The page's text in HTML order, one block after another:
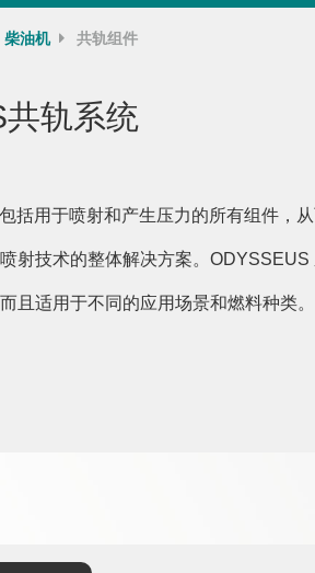
柴油机 共轨组件
轨系统
括用于喷射和产生压力的所有组件，
射技术的整体解决方案。 ODYSSEUS
且适用于不同的应用场景和燃料种类